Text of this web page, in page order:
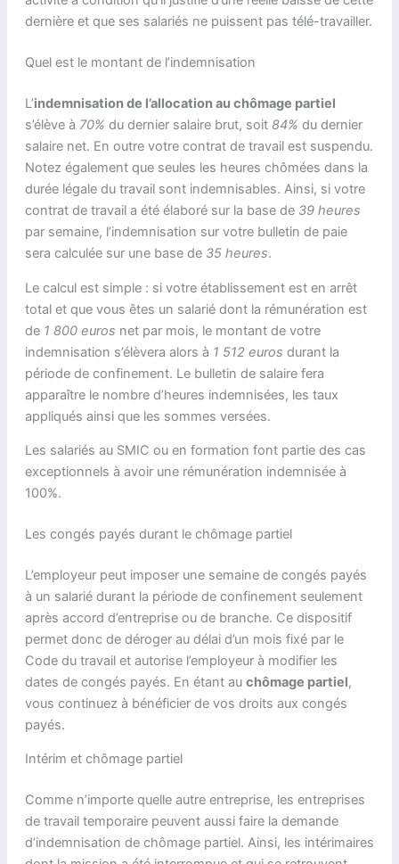
dernière et que ses salariés ne puissent pas télé-travailler.
Quel est le montant de l’indemnisation
L’indemnisation de l’allocation au chômage partiel
s’élève à 70% du dernier salaire brut, soit 84% du dernier
salaire net. En outre votre contrat de travail est suspendu.
Notez également que seules les heures chômées dans la
durée légale du travail sont indemnisables. Ainsi, si votre
contrat de travail a été élaboré sur la base de 39 heures
par semaine, l’indemnisation sur votre bulletin de paie
sera calculée sur une base de 35 heures.
Le calcul est simple : si votre établissement est en arrêt
total et que vous êtes un salarié dont la rémunération est
de 1 800 euros net par mois, le montant de votre
indemnisation s’élèvera alors à 1 512 euros durant la
période de confinement. Le bulletin de salaire fera
apparaître le nombre d’heures indemnisées, les taux
appliqués ainsi que les sommes versées.
Les salariés au SMIC ou en formation font partie des cas
exceptionnels à avoir une rémunération indemnisée à
100%.
Les congés payés durant le chômage partiel
L’employeur peut imposer une semaine de congés payés
à un salarié durant la période de confinement seulement
après accord d’entreprise ou de branche. Ce dispositif
permet donc de déroger au délai d’un mois fixé par le
Code du travail et autorise l’employeur à modifier les
dates de congés payés. En étant au chômage partiel,
vous continuez à bénéficier de vos droits aux congés
payés.
Intérim et chômage partiel
Comme n’importe quelle autre entreprise, les entreprises
de travail temporaire peuvent aussi faire la demande
d’indemnisation de chômage partiel. Ainsi, les intérimaires